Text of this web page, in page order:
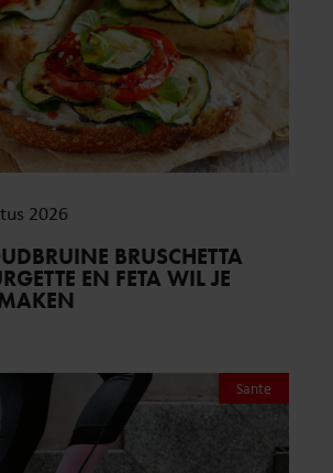
2026
BRUSCHETTA
EN FETA WIL JE
Sante